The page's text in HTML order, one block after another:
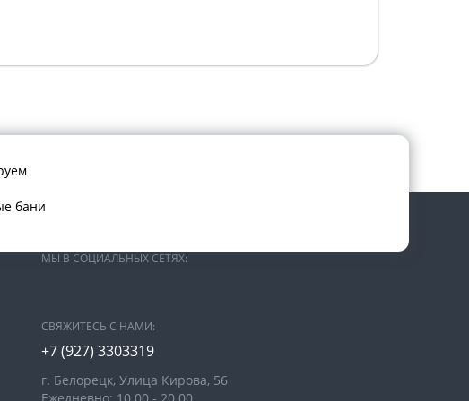
МЫ В СОЦИАЛЬНЫХ СЕТЯХ:
СВЯЖИТЕСЬ С НАМИ:
+7 (927) 3303319
г. Белорецк, Улица Кирова, 56